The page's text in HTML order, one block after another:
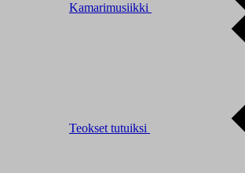
Kamarimusiikki
Teokset tutuiksi